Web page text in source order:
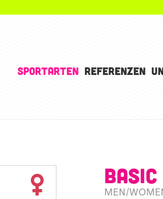
SPORTARTEN REFERENZEN
BASIC
MEN/